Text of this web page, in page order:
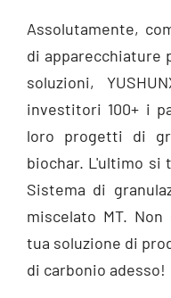
Assolutamente,
di apparecchiature
soluzioni,
investitori 100+ i
loro progetti di
biochar. L'ultimo si
Sistema di
miscelato MT.
tua soluzione di
di carbonio adesso!